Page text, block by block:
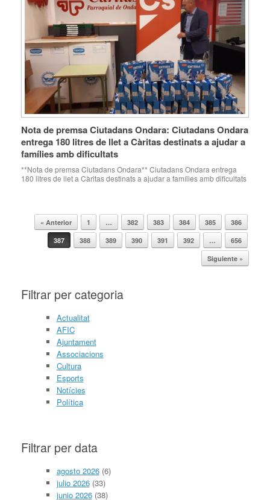
Nota de premsa Ciutadans Ondara: Ciutadans Ondara
entrega 180 litres de llet a Càritas destinats a ajudar a
famílies amb dificultats
**Nota de premsa Ciutadans Ondara** Ciutadans Ondara entrega
180 litres de llet a Càritas destinats a ajudar a famílies amb dificultats
Navegador de artículos
« Anterior 1 … 382 383 384 385
386
387
388 389 390 391 392 …
656
Siguiente »
Filtrar per categoria
Actualitat
AFIC
Ajuntament
Associacions
Cultura
Esports
Notícies
Política
Filtrar per data
agosto 2026(6)
julio 2026(33)
junio 2026(38)